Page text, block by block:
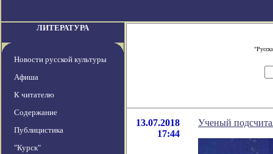
ЛИТЕРАТУРА
Новости русской культуры
Афиша
К читателю
Содержание
Публицистика
"Курск"
13.07.2018
17:44
Ученый